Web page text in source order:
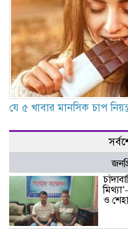
যে ৫ খাবার মানসিক চাপ
ও